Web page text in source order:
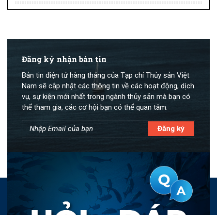
Đăng ký nhận bản tin
Bản tin điện tử hàng tháng của Tạp chí Thủy sản Việt
Nam sẽ cập nhật các thông tin về các hoạt động, dịch
vụ, sự kiện mới nhất trong ngành thủy sản mà bạn có
thể tham gia, các cơ hội bạn có thể quan tâm.